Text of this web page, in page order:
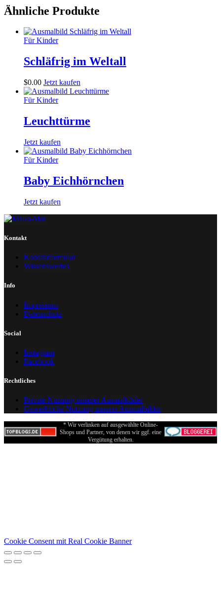
Ähnliche Produkte
Für Kinder
Schläfrig im Weltall
$0.00 Jetzt kaufen
Für Kinder
Leuchttürme
Jetzt kaufen
Für Kinder
Baby Eichhörnchen
Jetzt kaufen
Kontakt
Kontaktformular
Wissenswertes
Info
Impressum
Datenschutz
Social
Instagram
Facebook
Rechtliches
Private Nutzung unserer Ausmalbilder
Gewerbliche Nutzung unserer Ausmalbilder
* Wir verlinken auf ausgewählte Online-
Shops und Partner, von denen wir ggf. eine
Vergütung erhalten.
Cookie Consent mit Real Cookie Banner